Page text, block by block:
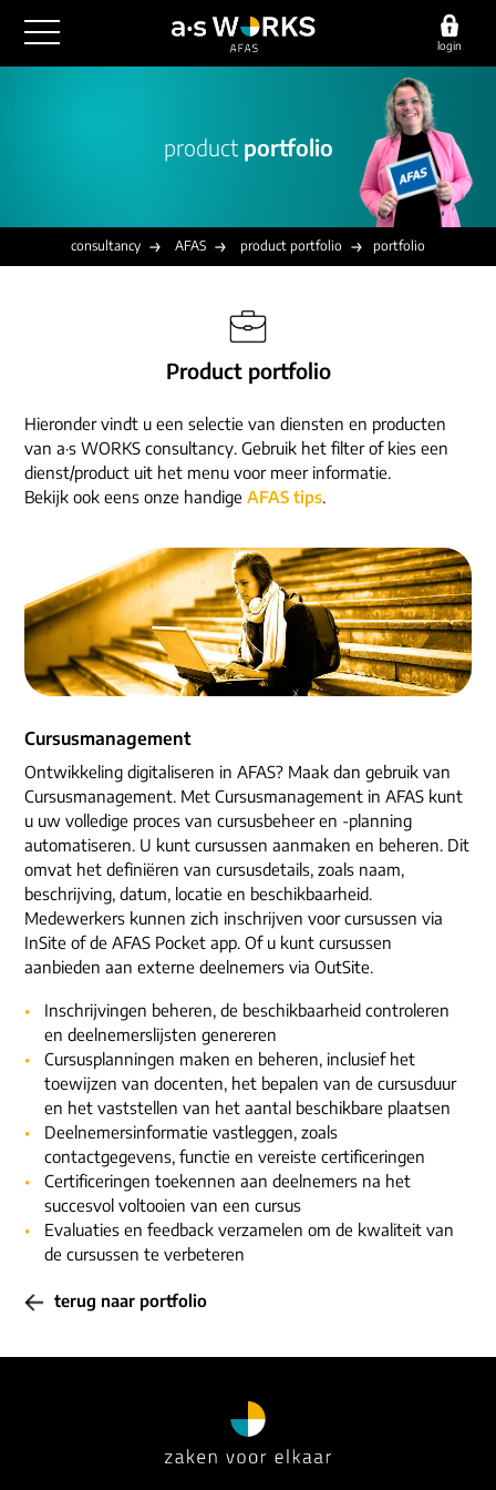
login
financiële administratie
juridische zaken
detachering
finance
implementatie
functioneel beheer
overige diensten
werving & selectie
outsourcing
detachering
consultancy
werken bij
onze experts
ons dna
contact
vestigingen
social media
product portfolio
consultancy AFAS product portfolio portfolio
Product portfolio
Hieronder vindt u een selectie van diensten en producten
van a·s WORKS consultancy. Gebruik het filter of kies een
dienst/product uit het menu voor meer informatie.
Bekijk ook eens onze handige AFAS tips.
Cursusmanagement
Ontwikkeling digitaliseren in AFAS? Maak dan gebruik van
Cursusmanagement. Met Cursusmanagement in AFAS kunt
u uw volledige proces van cursusbeheer en -planning
automatiseren. U kunt cursussen aanmaken en beheren. Dit
omvat het definiëren van cursusdetails, zoals naam,
beschrijving, datum, locatie en beschikbaarheid.
Medewerkers kunnen zich inschrijven voor cursussen via
InSite of de AFAS Pocket app. Of u kunt cursussen
aanbieden aan externe deelnemers via OutSite.
Inschrijvingen beheren, de beschikbaarheid controleren
en deelnemerslijsten genereren
Cursusplanningen maken en beheren, inclusief het
toewijzen van docenten, het bepalen van de cursusduur
en het vaststellen van het aantal beschikbare plaatsen
Deelnemersinformatie vastleggen, zoals
contactgegevens, functie en vereiste certificeringen
Certificeringen toekennen aan deelnemers na het
succesvol voltooien van een cursus
Evaluaties en feedback verzamelen om de kwaliteit van
de cursussen te verbeteren
terug naar portfolio